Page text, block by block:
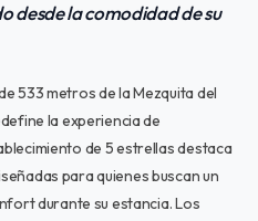
desde la comodidad de su
533 metros de la Mezquita del
la experiencia de
de 5 estrellas destaca
para quienes buscan un
durante su estancia. Los